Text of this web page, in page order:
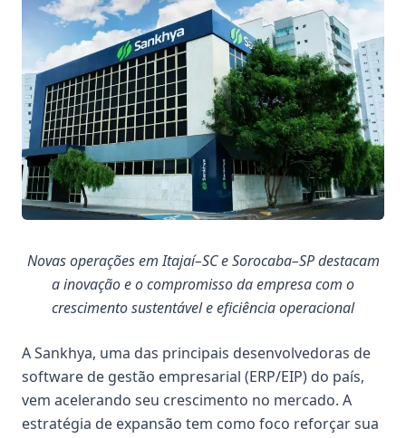
Novas operações em Itajaí–SC e Sorocaba–SP destacam
a inovação e o compromisso da empresa com o
crescimento sustentável e eficiência operacional
A Sankhya, uma das principais desenvolvedoras de
software de gestão empresarial (ERP/EIP) do país,
vem acelerando seu crescimento no mercado. A
estratégia de expansão tem como foco reforçar sua